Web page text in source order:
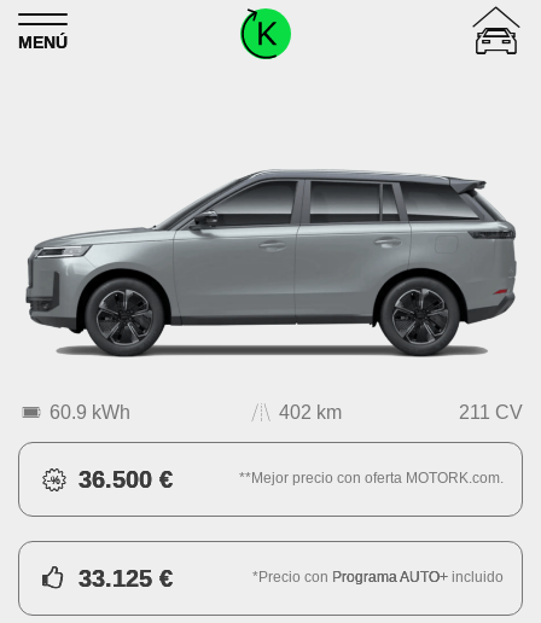
Skip to content
MENÚ
60.9 kWh 402 km 211 CV
36.500 € **Mejor precio con oferta MOTORK.com.
33.125 € *Precio con Programa AUTO+ incluido